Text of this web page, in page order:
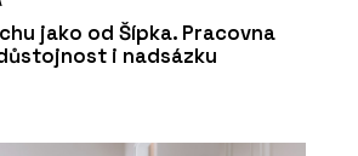
jako od Šípka. Pracovna
i nadsázku